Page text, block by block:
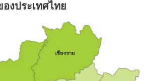
งประเทศไทย